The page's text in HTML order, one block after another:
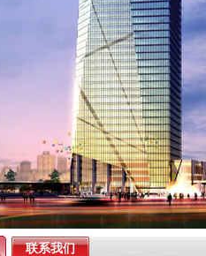
联系我们